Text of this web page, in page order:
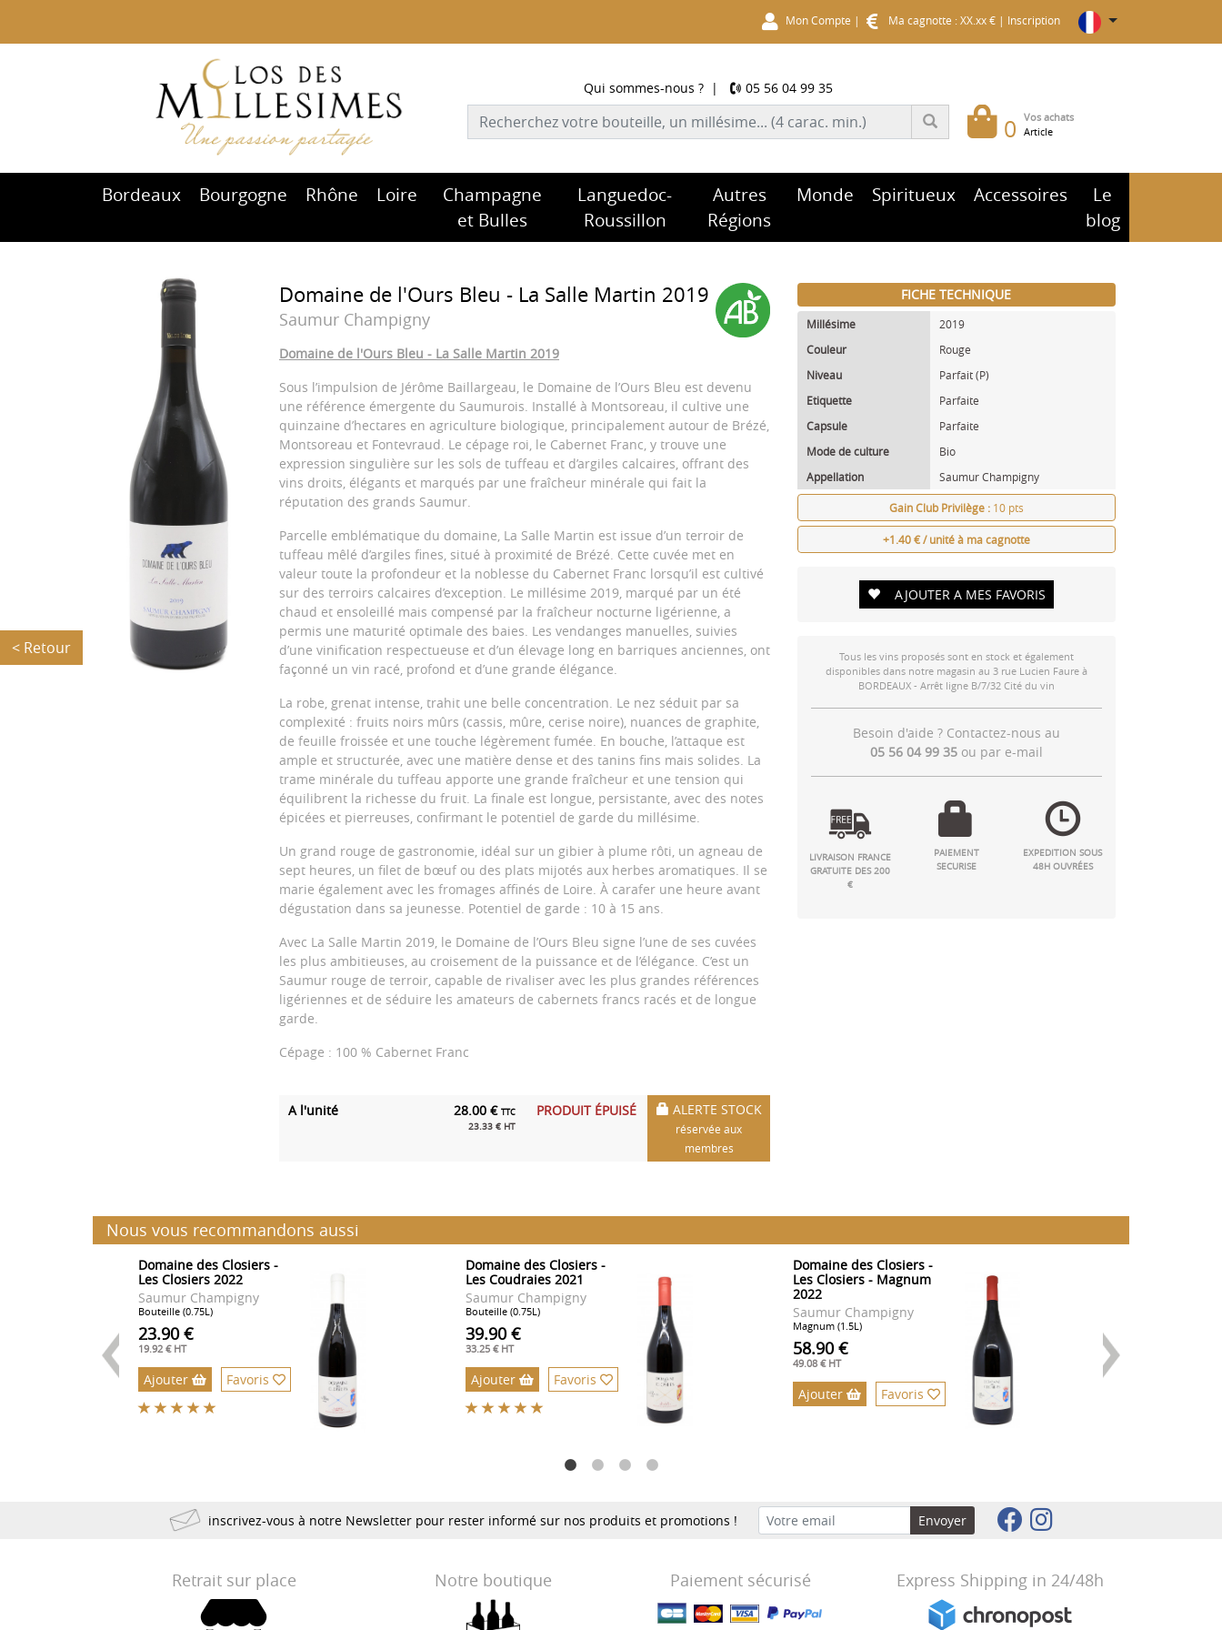
Mon Compte | Ma cagnotte : XX.xx € | Inscription
0 Vos achats
Article
Qui sommes-nous ?| 05 56 04 99 35
Bordeaux Bourgogne Rhône Loire
Champagne
et Bulles
Languedoc-
Roussillon
Autres
Régions
Monde Spiritueux Accessoires
Le
blog
< Retour
Domaine de l'Ours Bleu - La Salle Martin 2019
Saumur Champigny
Domaine de l'Ours Bleu - La Salle Martin 2019
Sous l’impulsion de Jérôme Baillargeau, le Domaine de l’Ours Bleu est devenu
une référence émergente du Saumurois. Installé à Montsoreau, il cultive une
quinzaine d’hectares en agriculture biologique, principalement autour de Brézé,
Montsoreau et Fontevraud. Le cépage roi, le Cabernet Franc, y trouve une
expression singulière sur les sols de tuffeau et d’argiles calcaires, offrant des
vins droits, élégants et marqués par une fraîcheur minérale qui fait la
réputation des grands Saumur.
Parcelle emblématique du domaine, La Salle Martin est issue d’un terroir de
tuffeau mêlé d’argiles fines, situé à proximité de Brézé. Cette cuvée met en
valeur toute la profondeur et la noblesse du Cabernet Franc lorsqu’il est cultivé
sur des terroirs calcaires d’exception. Le millésime 2019, marqué par un été
chaud et ensoleillé mais compensé par la fraîcheur nocturne ligérienne, a
permis une maturité optimale des baies. Les vendanges manuelles, suivies
d’une vinification respectueuse et d’un élevage long en barriques anciennes, ont
façonné un vin racé, profond et d’une grande élégance.
La robe, grenat intense, trahit une belle concentration. Le nez séduit par sa
complexité : fruits noirs mûrs (cassis, mûre, cerise noire), nuances de graphite,
de feuille froissée et une touche légèrement fumée. En bouche, l’attaque est
ample et structurée, avec une matière dense et des tanins fins mais solides. La
trame minérale du tuffeau apporte une grande fraîcheur et une tension qui
équilibrent la richesse du fruit. La finale est longue, persistante, avec des notes
épicées et pierreuses, confirmant le potentiel de garde du millésime.
Un grand rouge de gastronomie, idéal sur un gibier à plume rôti, un agneau de
sept heures, un filet de bœuf ou des plats mijotés aux herbes aromatiques. Il se
marie également avec les fromages affinés de Loire. À carafer une heure avant
dégustation dans sa jeunesse. Potentiel de garde : 10 à 15 ans.
Avec La Salle Martin 2019, le Domaine de l’Ours Bleu signe l’une de ses cuvées
les plus ambitieuses, au croisement de la puissance et de l’élégance. C’est un
Saumur rouge de terroir, capable de rivaliser avec les plus grandes références
ligériennes et de séduire les amateurs de cabernets francs racés et de longue
garde.
Cépage : 100 % Cabernet Franc
A l'unité 28.00 € TTC
23.33 € HT
PRODUIT ÉPUISÉ ALERTE STOCK
réservée aux
membres
FICHE TECHNIQUE
Millésime
2019
Couleur
Rouge
Niveau
Parfait (P)
Etiquette
Parfaite
Capsule
Parfaite
Mode de culture
Bio
Appellation
Saumur Champigny
Gain Club Privilège : 10 pts
+1.40 € / unité à ma cagnotte
AJOUTER A MES FAVORIS
Tous les vins proposés sont en stock et également
disponibles dans notre magasin au 3 rue Lucien Faure à
BORDEAUX - Arrêt ligne B/7/32 Cité du vin
Besoin d'aide ? Contactez-nous au
05 56 04 99 35ou par e-mail
LIVRAISON FRANCE
GRATUITE DES 200
€
PAIEMENT
SECURISE
EXPEDITION SOUS
48H OUVRÉES
Nous vous recommandons aussi
Domaine des Closiers -
Les Closiers 2022
Saumur Champigny
Bouteille (0.75L)
23.90 €
19.92 € HT
Ajouter Favoris
Domaine des Closiers -
Les Coudraies 2021
Saumur Champigny
Bouteille (0.75L)
39.90 €
33.25 € HT
Ajouter Favoris
Domaine des Closiers -
Les Closiers - Magnum
2022
Saumur Champigny
Magnum (1.5L)
58.90 €
49.08 € HT
Ajouter Favoris
inscrivez-vous à notre Newsletter pour rester informé sur nos produits et promotions ! Envoyer
Retrait sur place Notre boutique Paiement sécurisé Express Shipping in 24/48h